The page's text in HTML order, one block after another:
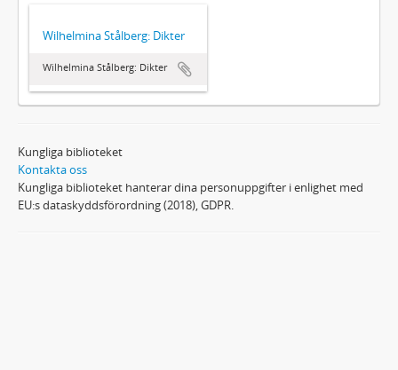
Wilhelmina Stålberg: Dikter
Wilhelmina Stålberg: Dikter
Kungliga biblioteket
Kontakta oss
Kungliga biblioteket hanterar dina personuppgifter i enlighet med
EU:s dataskyddsförordning (2018), GDPR.